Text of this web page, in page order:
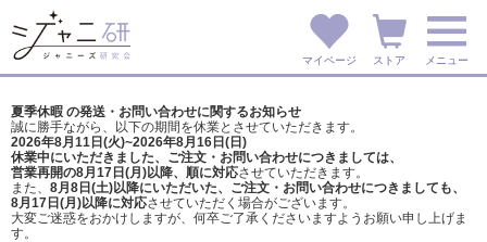
マイページ ストア メニュー
夏季休暇 の発送・お問い合わせに関するお知らせ
誠に勝手ながら、以下の期間を休業とさせていただきます。
2026年8月11日(火)~2026年8月16日(日)
休業中にいただきました、ご注文・お問い合わせにつきましては、
営業再開の8月17日(月)以降、順に対応させていただきます。
また、 8月8日(土)以降にいただいた、ご注文・ お問い合わせにつきましても、
8月17日(月)以降に対応させていただく場合がございます。
大変ご迷惑をおかけしますが、 何卒ご了承くださいますようお願い申し上げま
す。